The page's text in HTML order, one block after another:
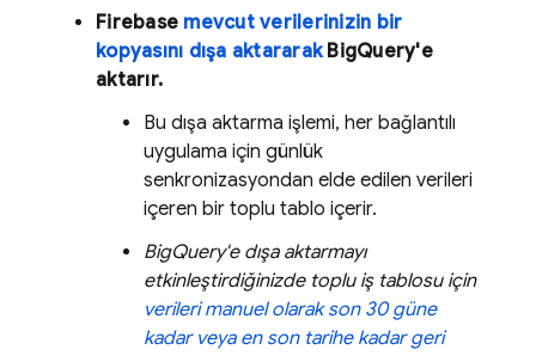
Firebase mevcut verilerinizin bir
kopyasını dışa aktararak BigQuery'e
aktarır.
Bu dışa aktarma işlemi, her bağlantılı
uygulama için günlük
senkronizasyondan elde edilen verileri
içeren bir toplu tablo içerir.
BigQuery'e dışa aktarmayı
etkinleştirdiğinizde toplu iş tablosu için
verileri manuel olarak son 30 güne
kadar veya en son tarihe kadar geri